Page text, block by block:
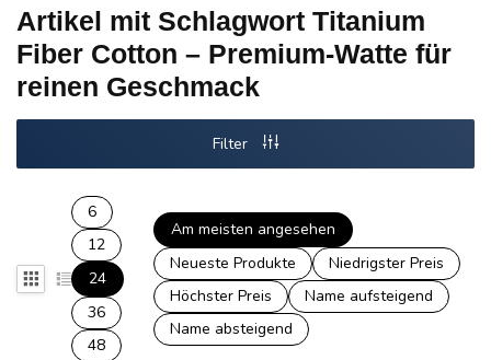
Artikel mit Schlagwort Titanium
Fiber Cotton – Premium-Watte für
reinen Geschmack
Filter
6
12
24
36
48
Am meisten angesehen
Neueste Produkte
Niedrigster Preis
Höchster Preis
Name aufsteigend
Name absteigend